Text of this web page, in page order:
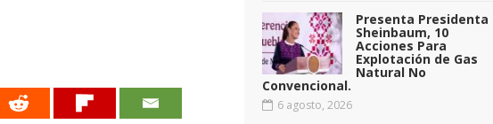
Presenta Presidenta
Sheinbaum, 10
Acciones Para
Explotación de Gas
Natural No
Convencional.
6 agosto, 2026